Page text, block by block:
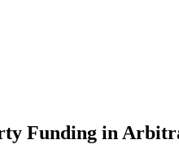
Funding in